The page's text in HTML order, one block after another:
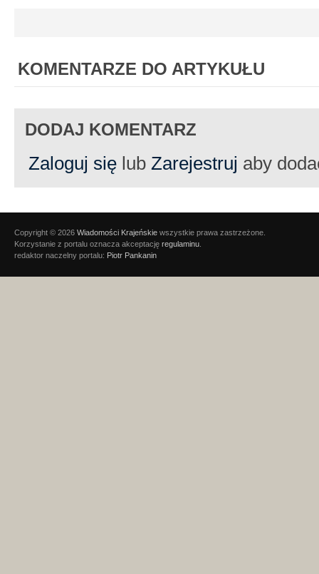
KOMENTARZE DO ARTYKUŁU
DODAJ KOMENTARZ
Zaloguj się lub Zarejestruj aby
Copyright © 2026 Wiadomości Krajeńskie wszystkie prawa zastrzeżone.
Korzystanie z portalu oznacza akceptację regulaminu
redaktor naczelny portalu: Piotr Pankanin